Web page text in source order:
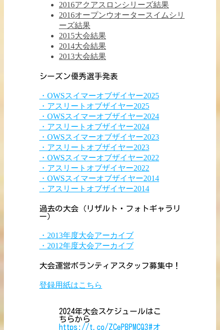
2016アクアスロンシリーズ結果
2016オープンウオータースイムシリ
ーズ結果
2015大会結果
2014大会結果
2013大会結果
シーズン優秀選手発表
・OWSスイマーオブザイヤー2025
・アスリートオブザイヤー2025
・OWSスイマーオブザイヤー2024
・アスリートオブザイヤー2024
・OWSスイマーオブザイヤー2023
・アスリートオブザイヤー2023
・OWSスイマーオブザイヤー2022
・アスリートオブザイヤー2022
・OWSスイマーオブザイヤー2014
・アスリートオブザイヤー2014
過去の大会（リザルト・フォトギャラリ
ー）
・2013年度大会アーカイブ
・2012年度大会アーカイブ
大会運営ボランティアスタッフ募集中！
登録用紙はこちら
2024年大会スケジュールはこ
ちらから
https://t.co/ZCePBPMCQ3#オ